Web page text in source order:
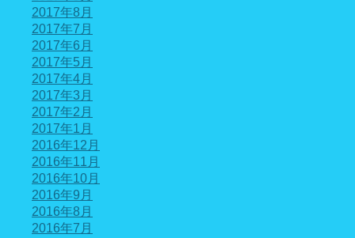
2017年8月
2017年7月
2017年6月
2017年5月
2017年4月
2017年3月
2017年2月
2017年1月
2016年12月
2016年11月
2016年10月
2016年9月
2016年8月
2016年7月